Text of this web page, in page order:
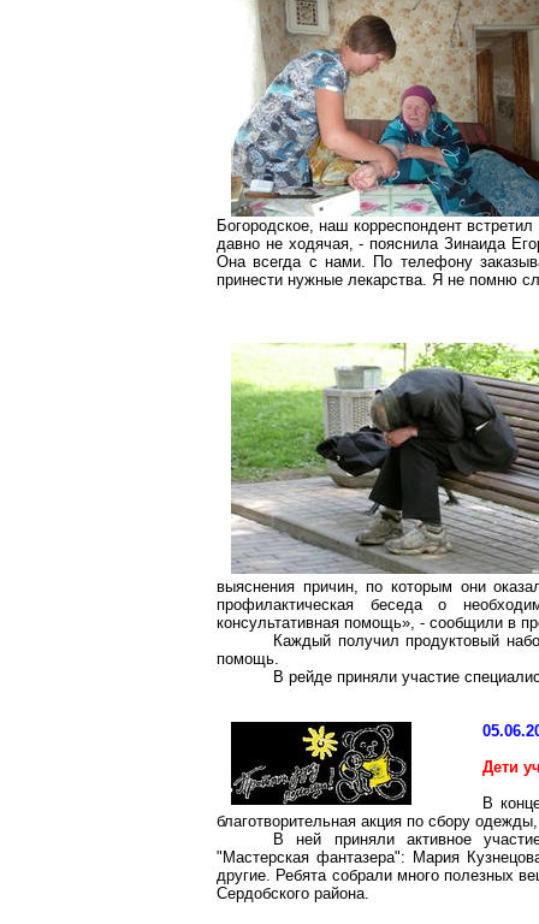
Богородское, наш корреспондент
давно не ходячая, - пояснила Зинаида
Она всегда с нами. По телефону
принести нужные лекарства. Я не помню
выяснения причин, по которым они
профилактическая беседа о
консультативная помощь», - сообщили в
Каждый получил продуктовый
помощь.
В рейде приняли участие
Дети
В
благотворительная акция по сбору
В ней приняли активное
"Мастерская фантазера": Мария
другие. Ребята собрали много полезных
Сердобского района.